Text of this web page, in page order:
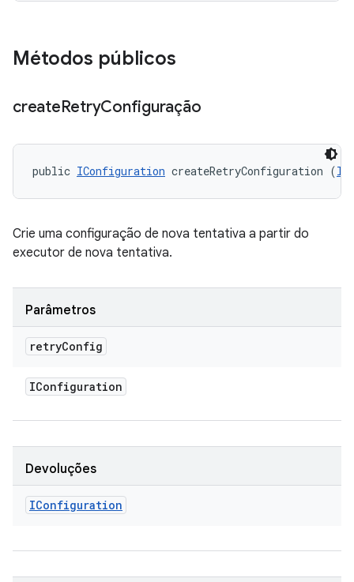
Métodos públicos
createRetryConfiguração
public IConfiguration createRetryConfiguration (
Crie uma configuração de nova tentativa a partir do
executor de nova tentativa.
Parâmetros
retryConfig
IConfiguration
Devoluções
IConfiguration